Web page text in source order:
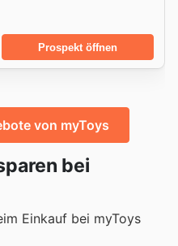
Prospekt öffnen
von myToys
bei
Einkauf bei myToys